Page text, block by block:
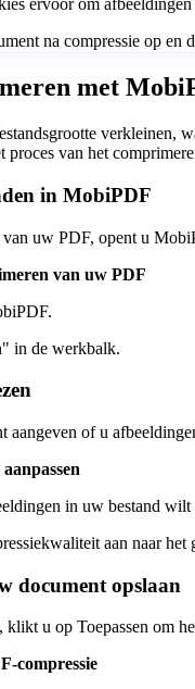
ervoor om
na compressie op en
met
verkleinen,
van het
in MobiPDF
uw PDF, opent u
van uw PDF
in de werkbalk.
aangeven of u
in uw bestand wilt
aan naar
document opslaan
u op Toepassen om
compressie